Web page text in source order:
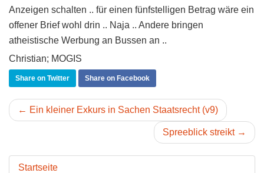
Anzeigen schalten .. für einen fünfstelligen Betrag wäre ein
offener Brief wohl drin .. Naja .. Andere bringen
atheistische Werbung an Bussen an ..
Christian; MOGIS
Share on Twitter Share on Facebook
← Ein kleiner Exkurs in Sachen Staatsrecht (v9)
Spreeblick streikt →
Startseite